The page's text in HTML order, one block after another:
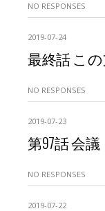
NO RESPONSES
2019-07-24
最終話 こ
NO RESPONSES
2019-07-23
第97話 会議
NO RESPONSES
2019-07-22